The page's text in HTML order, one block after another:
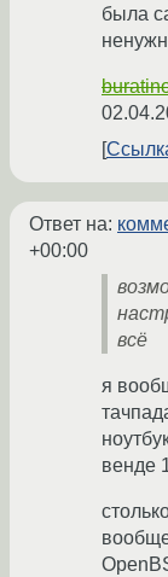
была
Ответ на:
+00:00
всё
я
венде